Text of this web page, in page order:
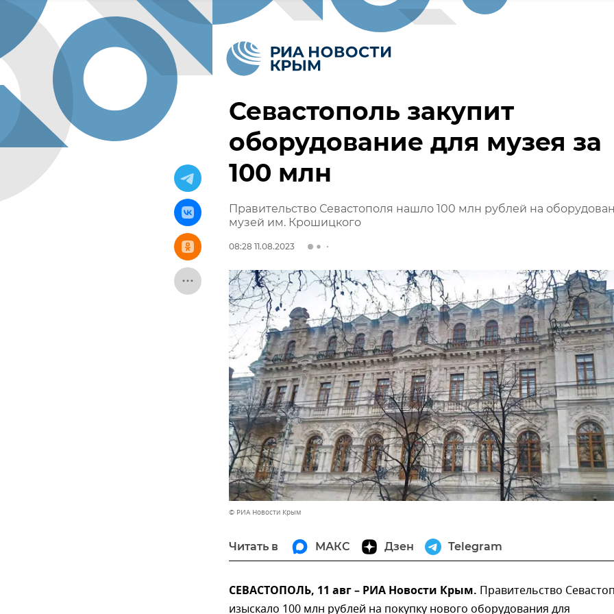
Севастополь закупит
оборудование для музея за
100 млн
Правительство Севастополя нашло 100 млн рублей на
музей им. Крошицкого
08:28 11.08.2023
© РИА Новости Крым
Читать в МАКС Дзен Telegram
СЕВАСТОПОЛЬ, 11 авг – РИА Новости Крым. Правительство
изыскало 100 млн рублей на покупку нового оборудования для